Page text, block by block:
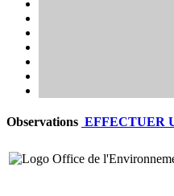
Observations EFFECTUER